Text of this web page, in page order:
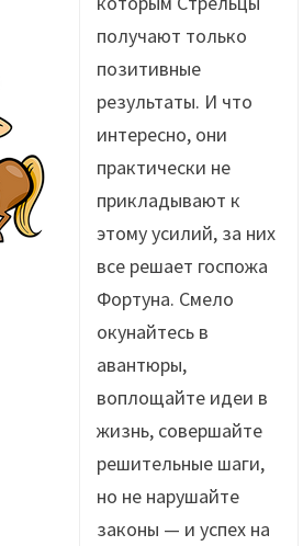
получают только
позитивные
результаты. И что
интересно, они
практически не
прикладывают к
этому усилий, за них
все решает госпожа
Фортуна. Смело
окунайтесь в
авантюры,
воплощайте идеи в
жизнь, совершайте
решительные шаги,
но не нарушайте
законы — и успех на